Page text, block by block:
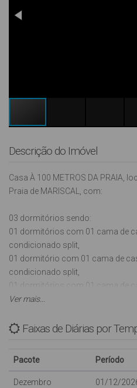
Descrição do Imóvel
Casa À 100 METROS DA PRAIA,
Praia de MARISCAL, com:
03 dormitórios sendo:
01 dormitórios com 01 cama de
condicionado split,
01 dormitório com 01 cama de
condicionado split,
01 dormitórios com 01 cama de
01 banheiro social,
Sala com Tv (Antena Digital),
Área de Churrasqueira,
Ver mais...
Faixas de Diárias por
Pacote Período
Dezembro
01/12/